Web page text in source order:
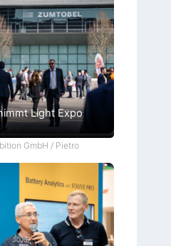
Light Expo
GmbH / Pietro